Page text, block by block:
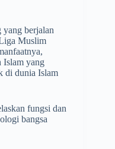
berjalan
Muslim
Islam yang
di dunia Islam
fungsi dan
bangsa